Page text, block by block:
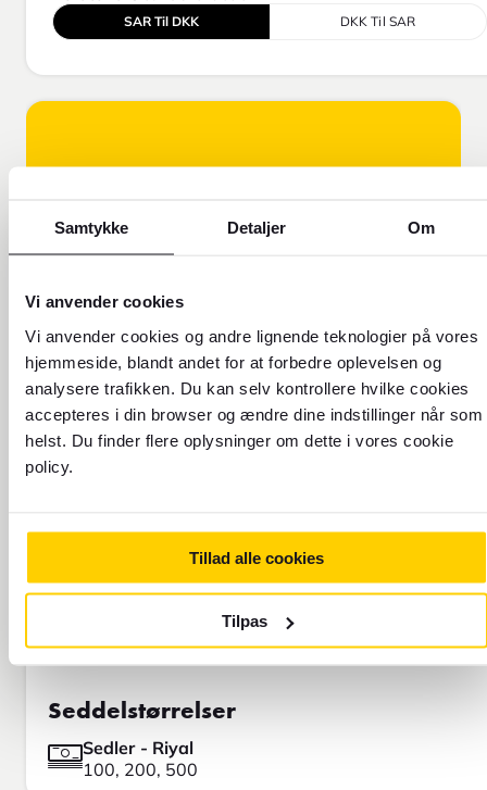
Samtykke Detaljer Om
Vi anvender cookies
Vi anvender cookies og andre lignende teknologier på vores
hjemmeside, blandt andet for at forbedre oplevelsen og
analysere trafikken. Du kan selv kontrollere hvilke cookies
accepteres i din browser og ændre dine indstillinger når som
helst. Du finder flere oplysninger om dette i vores cookie
policy.
Tillad alle cookies
Tilpas
SAR Til DKK
DKK Til SAR
FOREX FORKLARER!
Få flere oplysninger om, hvorfor
vores valutakurs er forskellig fra
den kurs, du ser online.
Seddelstørrelser
Sedler - Riyal
100, 200, 500